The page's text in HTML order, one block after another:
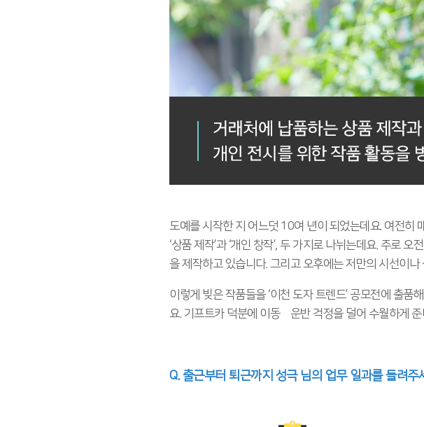
도예를 시작한 지 어느덧 10여 년이 되었는데요. 여전히
‘상품 제작’과 ‘개인 창작’, 두 가지로 나뉘는데요. 주로
을 제작하고 있습니다. 그리고 오후에는 저만의 시선이
이렇게 빚은 작품들을 ‘이천 도자 트렌드’ 공모전에 출
요. 기프트카 덕분에 이동•운반 걱정을 덜어 수월하게
Q. 출근부터 퇴근까지 성극 님의 업무 일과를 들려주